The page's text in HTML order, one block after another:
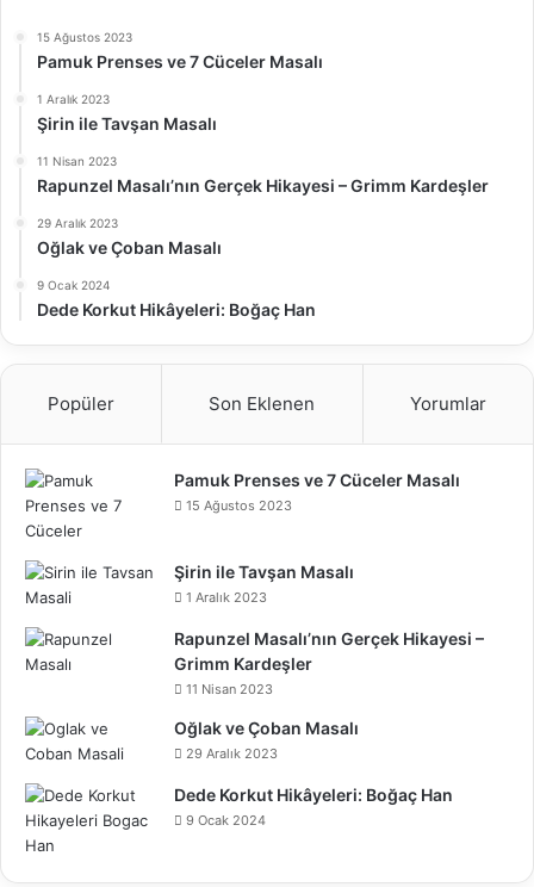
15 Ağustos 2023
Pamuk Prenses ve 7 Cüceler Masalı
1 Aralık 2023
Şirin ile Tavşan Masalı
11 Nisan 2023
Rapunzel Masalı’nın Gerçek Hikayesi – Grimm Kardeşler
29 Aralık 2023
Oğlak ve Çoban Masalı
9 Ocak 2024
Dede Korkut Hikâyeleri: Boğaç Han
Popüler Son Eklenen Yorumlar
Pamuk Prenses ve 7 Cüceler Masalı
15 Ağustos 2023
Şirin ile Tavşan Masalı
1 Aralık 2023
Rapunzel Masalı’nın Gerçek Hikayesi –
Grimm Kardeşler
11 Nisan 2023
Oğlak ve Çoban Masalı
29 Aralık 2023
Dede Korkut Hikâyeleri: Boğaç Han
9 Ocak 2024